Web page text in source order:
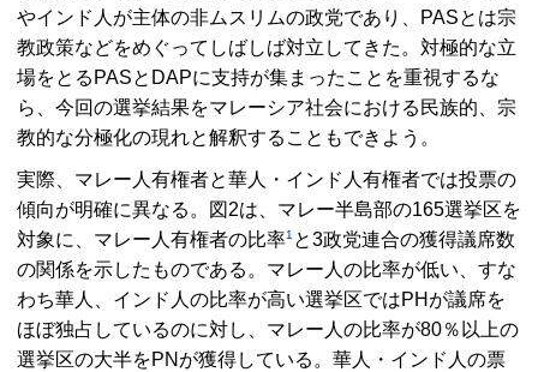
やインド人が主体の非ムスリムの政党であり、
PASとは宗
教政策などをめぐってしばしば対立してきた。対極的な立
場をとる PASと DAPに支持が集まったことを重視するな
ら、今回の選挙結果をマレーシア社会における民族的、宗
教的な分極化の現れと解釈することもできよう。
実際、マレー人有権者と華人・インド人有権者では投票の
傾向が明確に異なる。図2は、マレー半島部の165選挙区を
対象に、マレー人有権者の比率1 と3政党連合の獲得議席数
の関係を示したものである。マレー人の比率が低い、すな
わち華人、インド人の比率が高い選挙区ではPH が議席を
ほぼ独占しているのに対し、マレー人の比率が80％以上の
選挙区の大半をPN が獲得している。華人・インド人の票